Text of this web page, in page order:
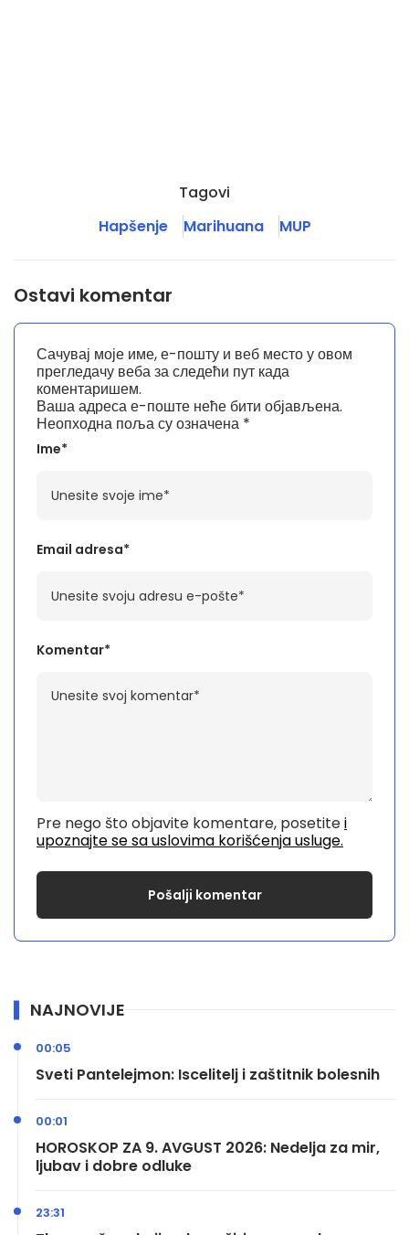
Tagovi
Hapšenje
Marihuana MUP
Ostavi komentar
Ваша адреса е-поште неће бити објављена.
Неопходна поља су означена *
Komentar*
Pre nego što objavite komentare, posetitei
upoznajte se sa uslovima korišćenja usluge.
Ime*
Email adresa*
Сачувај моје име, е-пошту и веб место у овом
прегледачу веба за следећи пут када
коментаришем.
NAJNOVIJE
Sveti Pantelejmon: Iscelitelj i zaštitnik bolesnih
00:05
HOROSKOP ZA 9. AVGUST 2026: Nedelja za mir,
ljubav i dobre odluke
00:01
23:31